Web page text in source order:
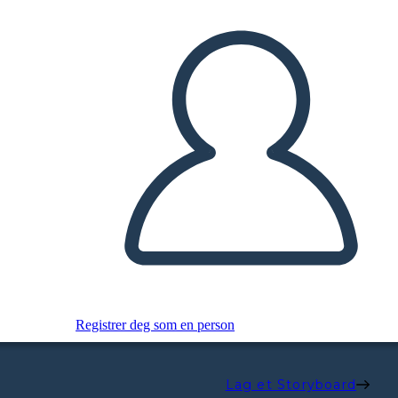
Registrer deg som en person
Lag et Storyboard